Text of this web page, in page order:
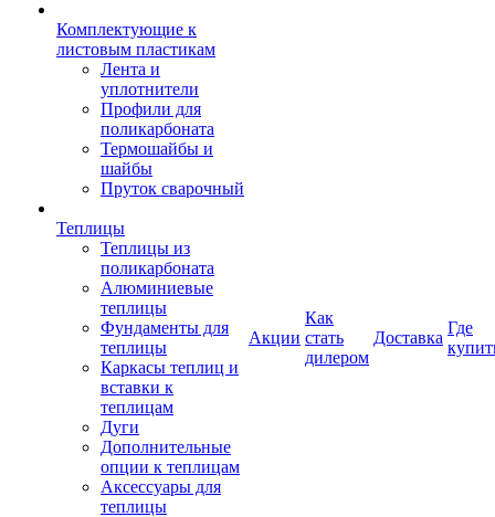
Комплектующие к
листовым пластикам
Лента и
уплотнители
Профили для
поликарбоната
Термошайбы и
шайбы
Пруток сварочный
Теплицы
Теплицы из
поликарбоната
Алюминиевые
теплицы
Фундаменты для
теплицы
Каркасы теплиц и
вставки к
теплицам
Дуги
Дополнительные
опции к теплицам
Аксессуары для
теплицы
Акции
Как
стать
дилером
Доставка
Где